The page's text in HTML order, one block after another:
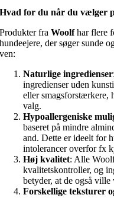
Hvad for du når du vælger
Produkter fraWoolfhar flere
hundeejere, der søger sunde
ven:
Naturlige ingredienser
ingredienser uden
eller smagsforstærkere,
valg.
Hypoallergeniske
baseret på mindre
and. Dette er ideelt for
intolerancer overfor fx
Høj kvalitet: Alle
kvalitetskontroller, og
betyder, at de også
Forskellige teksturer